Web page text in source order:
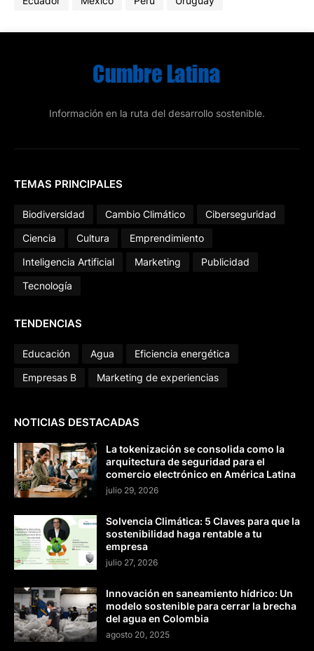
Información en la ruta del desarrollo sostenible.
TEMAS PRINCIPALES
Biodiversidad Cambio Climático
Ciberseguridad
Ciencia
Cultura
Emprendimiento
Inteligencia Artificial
Marketing
Publicidad
Tecnología
TENDENCIAS
Educación Agua
Eficiencia energética
Empresas B
Marketing de experiencias
NOTICIAS DESTACADAS
La tokenización se consolida como la
arquitectura de seguridad para el
comercio electrónico en América Latina
julio 29, 2026
Solvencia Climática: 5 Claves para que la
sostenibilidad haga rentable a tu
empresa
julio 27, 2026
Innovación en saneamiento hídrico: Un
modelo sostenible para cerrar la brecha
del agua en Colombia
agosto 20, 2025